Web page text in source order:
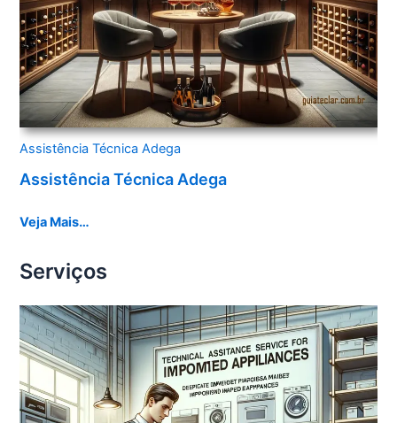
Assistência Técnica Adega
Assistência Técnica Adega
Veja Mais…
Serviços